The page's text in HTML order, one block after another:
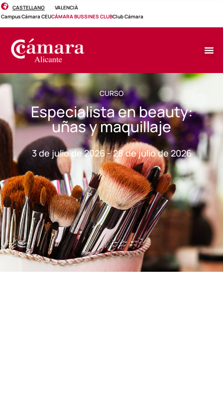
CASTELLANO
VALENCIÀ
Campus Cámara CEUCÁMARA BUSSINES CLUBClub Cámara
CURSO
Especialista en beauty:
uñas y maquillaje
3 de julio de 2026 - 28 de julio de 2026